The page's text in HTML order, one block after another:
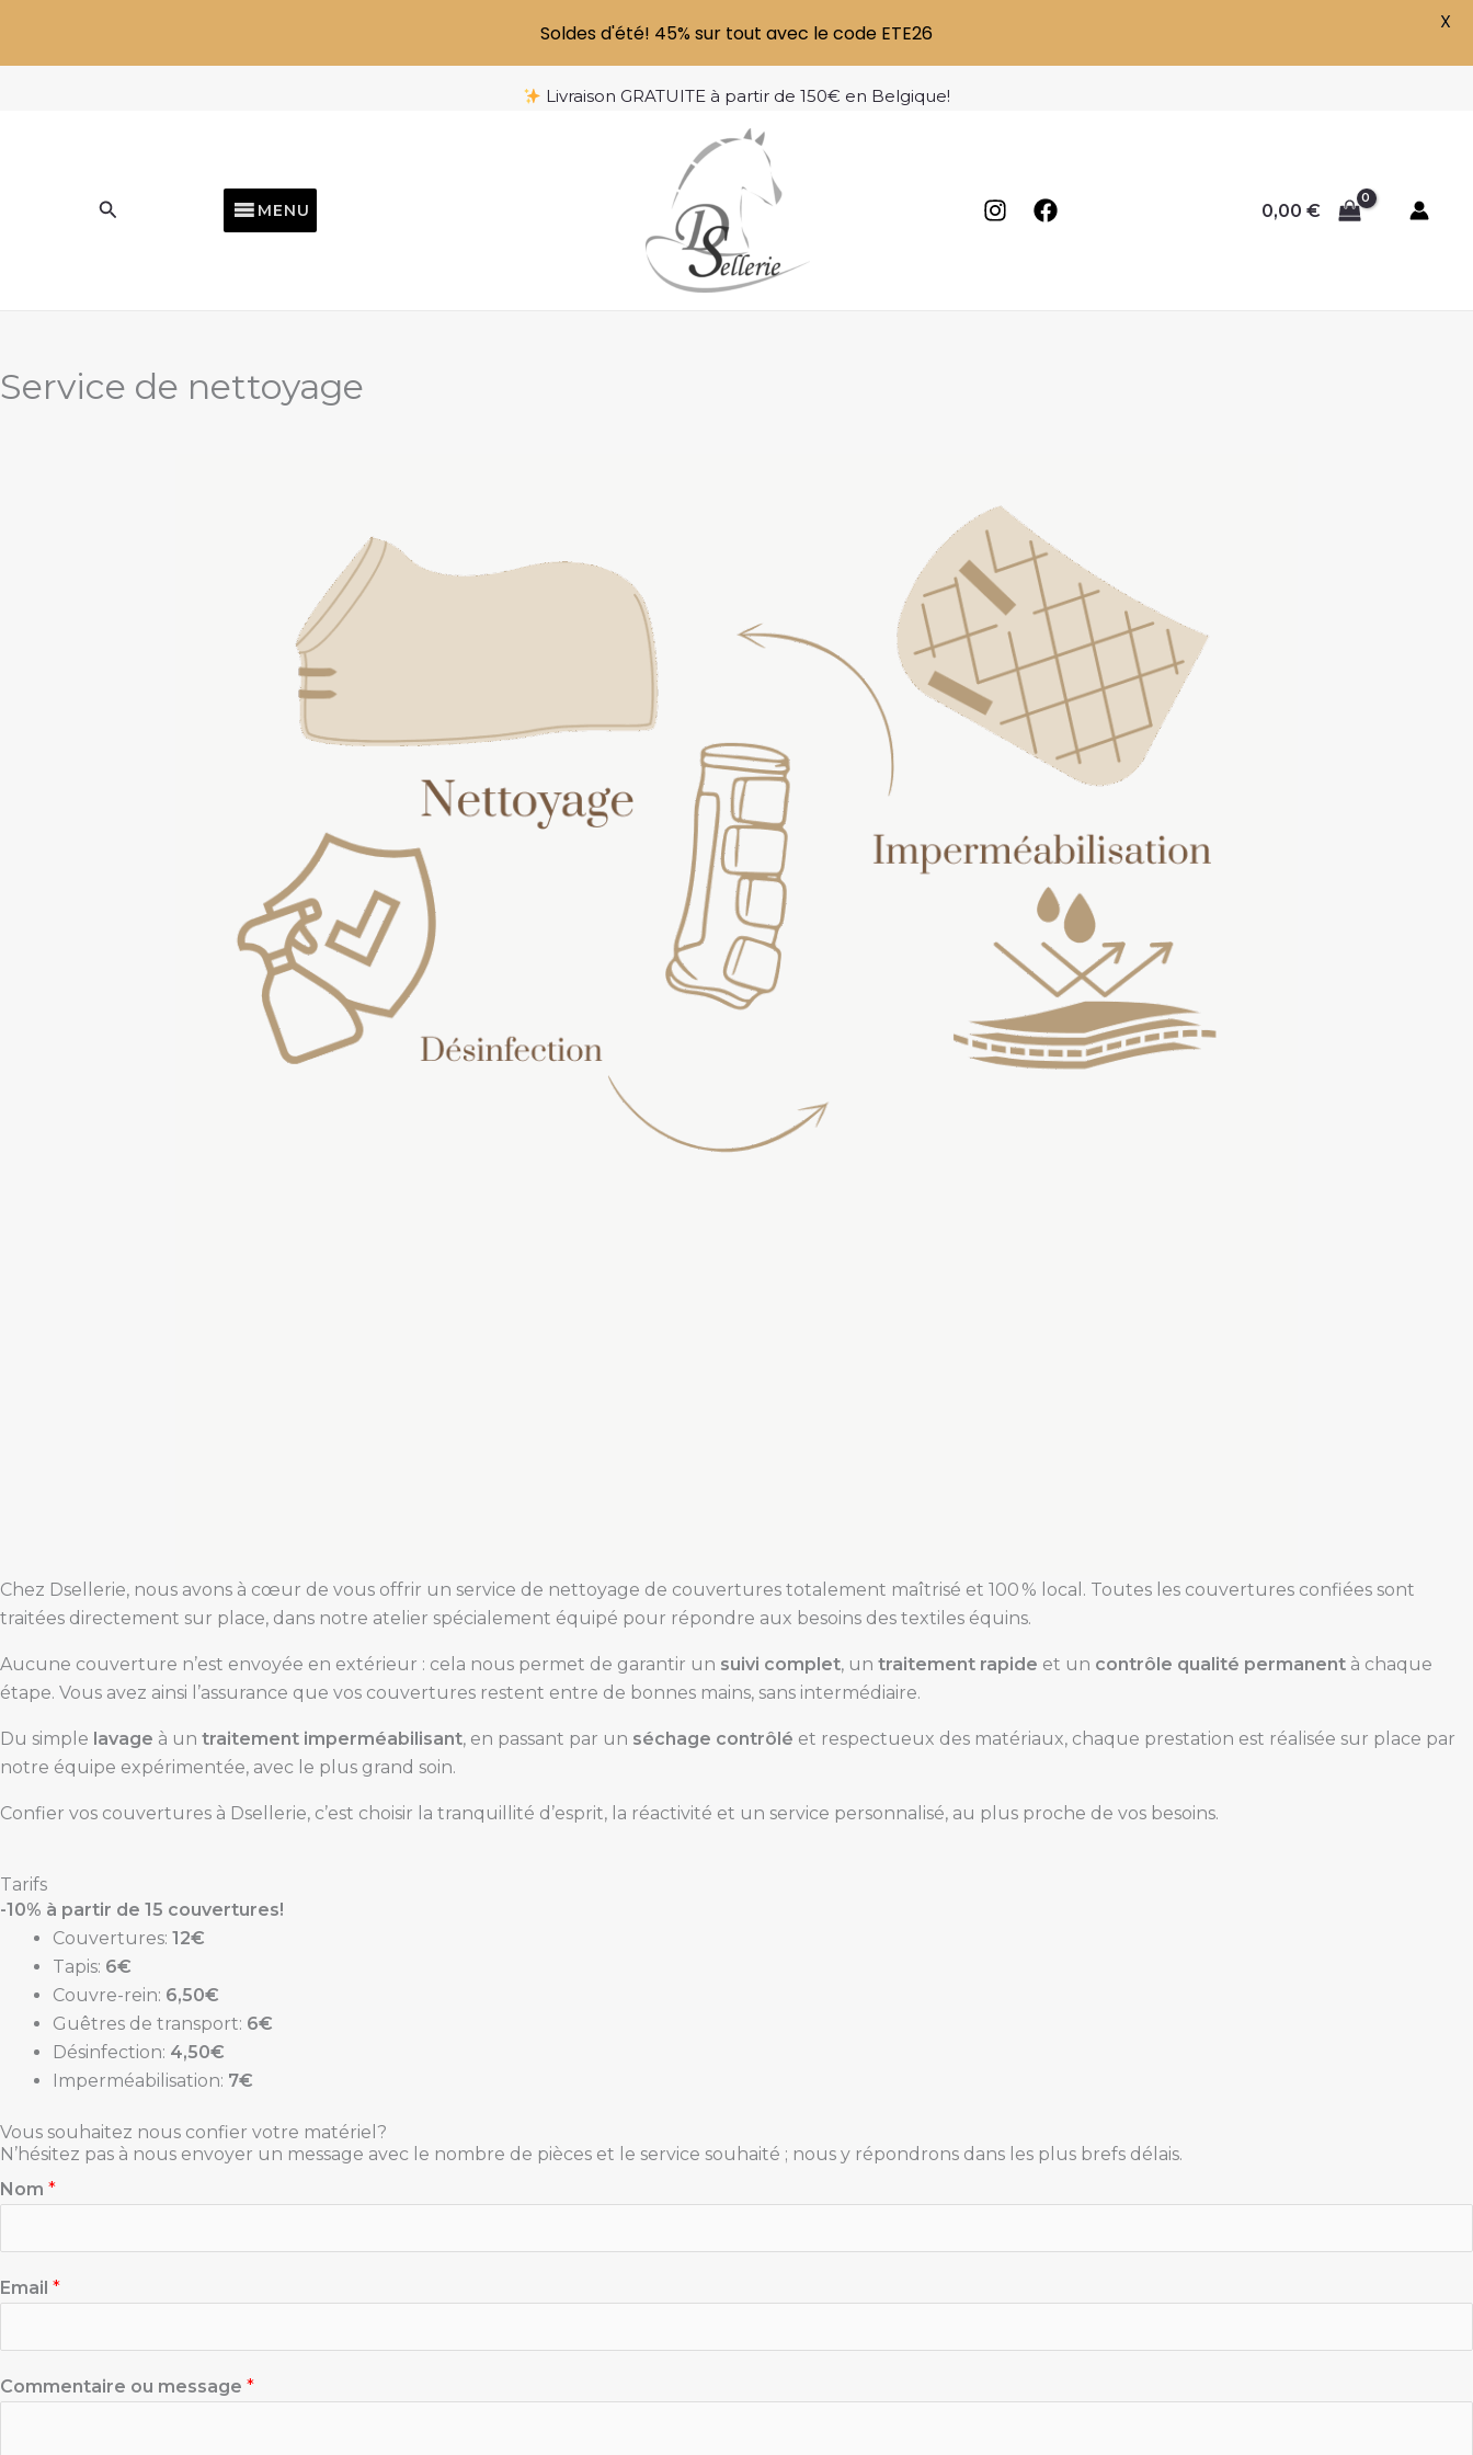
Livraison GRATUITE à partir de 150€ en Belgique!
Rechercher MENU 0,00 €
Service de nettoyage
Chez Dsellerie, nous avons à cœur de vous offrir un service de nettoyage de couvertures totalement maîtrisé et 100 % local. Toutes les couvertures confiées sont
traitées directement sur place, dans notre atelier spécialement équipé pour répondre aux besoins des textiles équins.
Aucune couverture n’est envoyée en extérieur : cela nous permet de garantir un suivi complet, un traitement rapide et un contrôle qualité permanent à chaque
étape. Vous avez ainsi l’assurance que vos couvertures restent entre de bonnes mains, sans intermédiaire.
Du simple lavage à un traitement imperméabilisant, en passant par un séchage contrôlé et respectueux des matériaux, chaque prestation est réalisée sur place par
notre équipe expérimentée, avec le plus grand soin.
Confier vos couvertures à Dsellerie, c’est choisir la tranquillité d’esprit, la réactivité et un service personnalisé, au plus proche de vos besoins.
Tarifs
-10% à partir de 15 couvertures!
Couvertures: 12€
Tapis: 6€
Couvre-rein: 6,50€
Guêtres de transport: 6€
Désinfection: 4,50€
Imperméabilisation: 7€
Vous souhaitez nous confier votre matériel?
N’hésitez pas à nous envoyer un message avec le nombre de pièces et le service souhaité ; nous y répondrons dans les plus brefs délais.
Nom *
Email *
Commentaire ou message *
Soldes d'été! 45% sur tout avec le code ETE26 X